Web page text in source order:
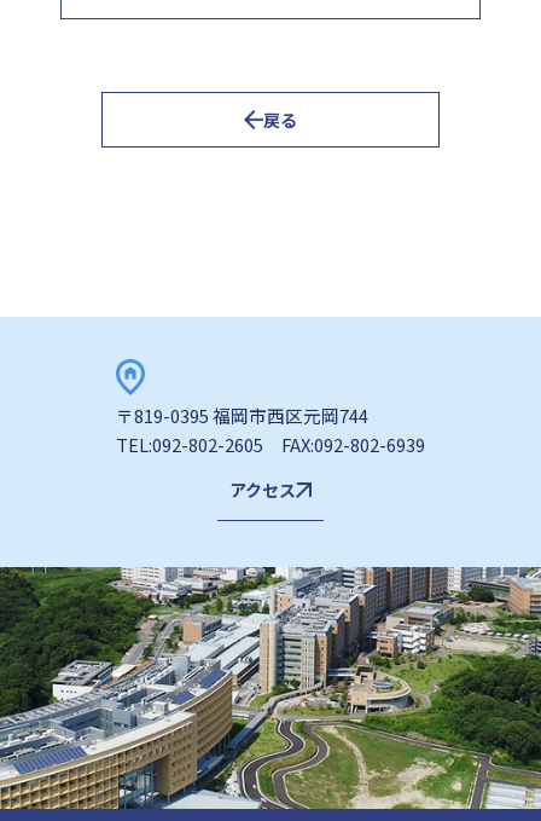
戻る
〒819-0395 福岡市西区元岡744
TEL:092-802-2605 FAX:092-802-6939
アクセス